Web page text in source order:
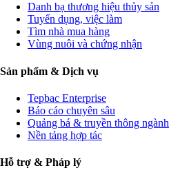
Danh bạ thương hiệu thủy sản
Tuyển dụng, việc làm
Tìm nhà mua hàng
Vùng nuôi và chứng nhận
Sản phẩm & Dịch vụ
Tepbac Enterprise
Báo cáo chuyên sâu
Quảng bá & truyền thông ngành
Nền tảng hợp tác
Hỗ trợ & Pháp lý